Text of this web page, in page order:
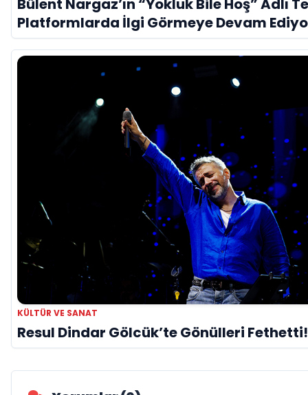
Bülent Nargaz’ın “Yokluk Bile Hoş” Adlı
Platformlarda İlgi Görmeye Devam
KÜLTÜR VE SANAT
Resul Dindar Gölcük’te Gönülleri Fethetti!